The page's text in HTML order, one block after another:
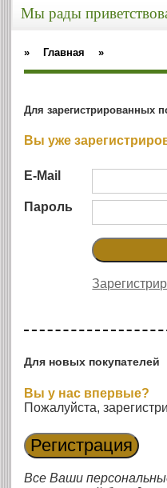
Мы рады
» Главная »
Для зарегистрированных
Вы уже
E-Mail
Пароль
Для новых покупателей
Вы у нас впервые?
Пожалуйста,
Все Ваши